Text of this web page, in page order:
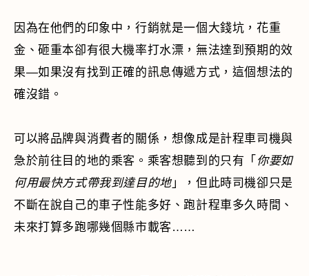
因為在他們的印象中，行銷就是一個大錢坑，花重
金、砸重本卻有很大機率打水漂，無法達到預期的效
果—如果沒有找到正確的訊息傳遞方式，這個想法的
確沒錯。
可以將品牌與消費者的關係，想像成是計程車司機與
急於前往目的地的乘客。乘客想聽到的只有「 你要如
何用最快方式帶我到達目的地」，但此時司機卻只是
不斷在說自己的車子性能多好、跑計程車多久時間、
未來打算多跑哪幾個縣市載客……